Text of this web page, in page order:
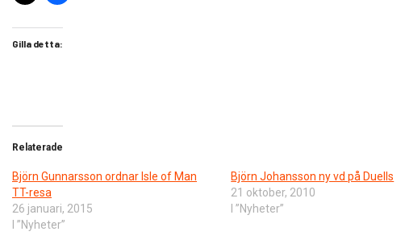
Gilla detta:
Relaterade
Björn Gunnarsson ordnar Isle of Man
TT-resa
26 januari, 2015
I ”Nyheter”
Björn Johansson ny vd på Duells
21 oktober, 2010
I ”Nyheter”